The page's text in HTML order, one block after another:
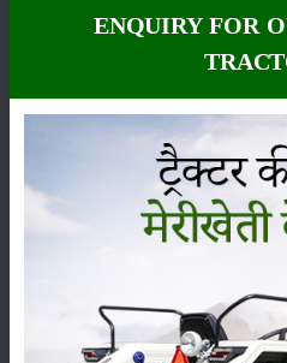
योजना के लिए अनिवार्य दस्तावेज
पशुओं के लिए घर बनाने वाली इस योजना में
योजना में आवेदन करने की
पशुओं के लिए घर निर्मित करने की योजना में
शाखा में संपर्क करें। एसबीआई, इस योजना के
ENQUIRY FOR